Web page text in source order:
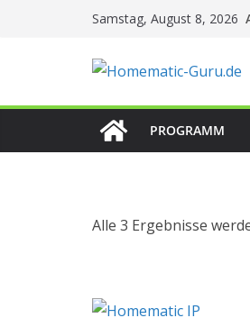
Samstag, August 8, 2026
PROGRAMM
Alle 3 Ergebnisse